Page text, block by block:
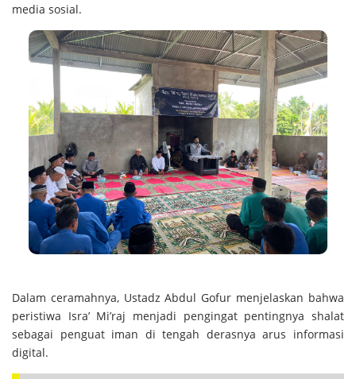
media sosial.
Dalam ceramahnya, Ustadz Abdul Gofur menjelaskan bahwa
peristiwa Isra’ Mi’raj menjadi pengingat pentingnya shalat
sebagai penguat iman di tengah derasnya arus informasi
digital.